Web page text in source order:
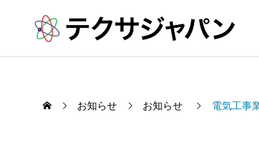
お知らせ お知らせ 電気工事